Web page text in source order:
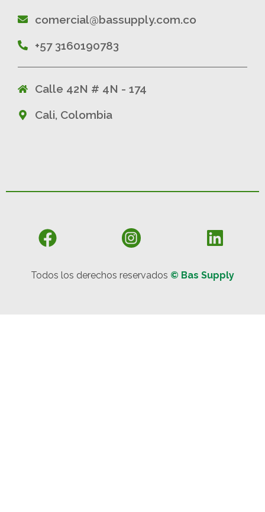
comercial@bassupply.com.co
+57 3160190783
Calle 42N # 4N - 174
Cali, Colombia
Todos los derechos reservados © Bas Supply